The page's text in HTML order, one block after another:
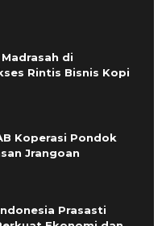
di
Rintis Bisnis Kopi
Koperasi Pondok
Jrangoan
Prasasti